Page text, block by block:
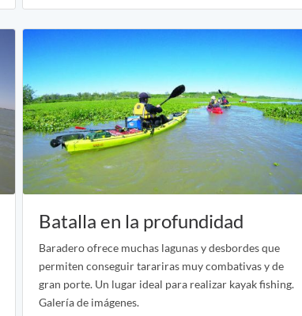
Batalla en la profundidad
Baradero ofrece muchas lagunas y desbordes que
permiten conseguir tarariras muy combativas y de
gran porte. Un lugar ideal para realizar kayak fishing.
Galería de imágenes.